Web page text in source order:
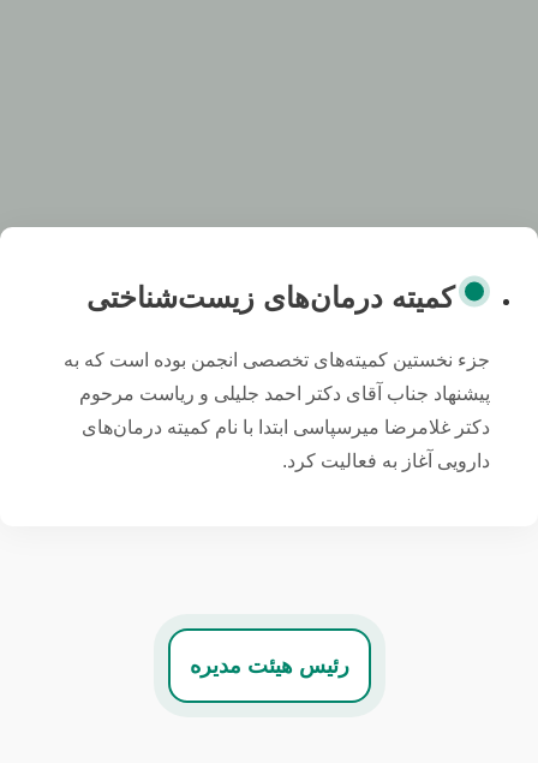
کمیته درمان‌های زیست‌شناختی
جزء نخستین کمیته‌های تخصصی انجمن بوده است که به
پیشنهاد جناب آقای دکتر احمد جلیلی و ریاست مرحوم
دکتر غلامرضا میرسپاسی ابتدا با نام کمیته درمان‌های
دارویی آغاز به فعالیت کرد.
رئیس هیئت مدیره